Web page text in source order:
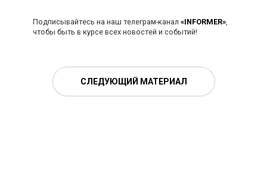
Подписывайтесь на наш телеграм-канал «INFORMER»,
чтобы быть в курсе всех новостей и событий!
СЛЕДУЮЩИЙ МАТЕРИАЛ